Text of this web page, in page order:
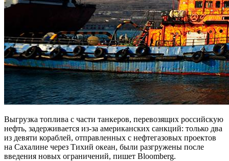
Выгрузка топлива с части танкеров, перевозящих российскую
нефть, задерживается из-за американских санкций: только два
из девяти кораблей, отправленных с нефтегазовых проектов
на Сахалине через Тихий океан, были разгружены после
введения новых ограничений, пишет Bloomberg.